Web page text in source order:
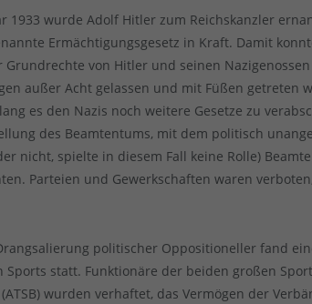
1933 wurde Adolf Hitler zum Reichskanzler
Ermächtigungsgesetz in Kraft. Damit
Grundrechte von Hitler und seinen
außer Acht gelassen und mit Füßen getreten
es den Nazis noch weitere Gesetze zu
des Beamtentums, mit dem politisch
nicht, spielte in diesem Fall keine Rolle)
Parteien und Gewerkschaften waren
politischer Oppositioneller fand
Sports statt. Funktionäre der beiden großen
wurden verhaftet, das Vermögen der